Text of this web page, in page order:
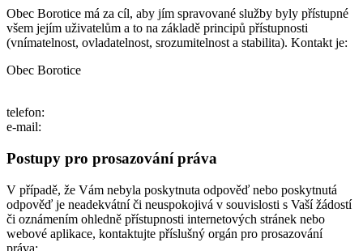
Obec Borotice má za cíl, aby jím spravované služby byly přístupné
všem jejím uživatelům a to na základě principů přístupnosti
(vnímatelnost, ovladatelnost, srozumitelnost a stabilita). Kontakt je:
Obec Borotice
telefon:
e-mail:
Postupy pro prosazování práva
V případě, že Vám nebyla poskytnuta odpověď nebo poskytnutá
odpověď je neadekvátní či neuspokojivá v souvislosti s Vaší žádostí
či oznámením ohledně přístupnosti internetových stránek nebo
webové aplikace, kontaktujte příslušný orgán pro prosazování
práva: